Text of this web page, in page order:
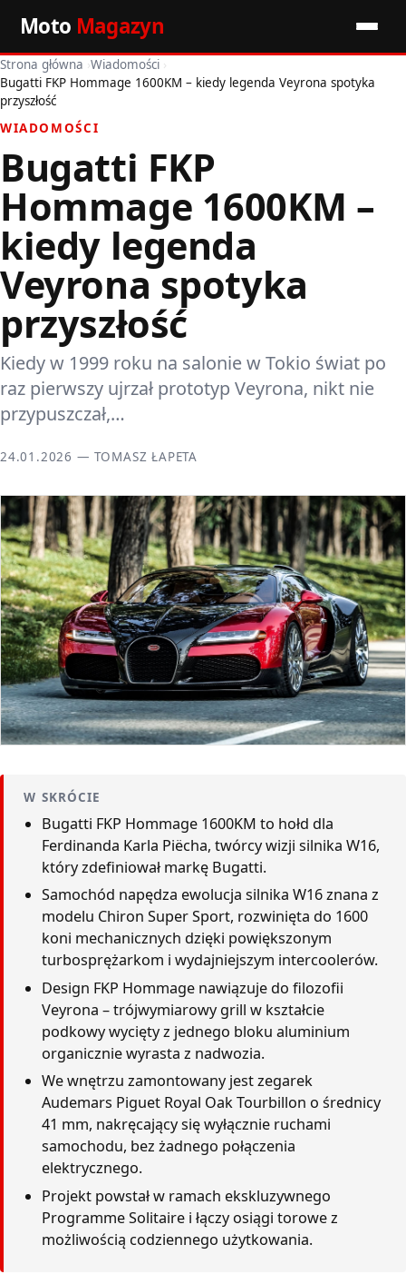
Moto Magazyn
Start
Wiadomości
Premiery
Porady motoryzacyjne
Pozostałe artykuły
Strona główna ›Wiadomości ›
Bugatti FKP Hommage 1600KM – kiedy legenda Veyrona spotyka
przyszłość
WIADOMOŚCI
Bugatti FKP
Hommage 1600KM –
kiedy legenda
Veyrona spotyka
przyszłość
Kiedy w 1999 roku na salonie w Tokio świat po
raz pierwszy ujrzał prototyp Veyrona, nikt nie
przypuszczał,…
24.01.2026 — TOMASZ ŁAPETA
W SKRÓCIE
Bugatti FKP Hommage 1600KM to hołd dla
Ferdinanda Karla Piëcha, twórcy wizji silnika W16,
który zdefiniował markę Bugatti.
Samochód napędza ewolucja silnika W16 znana z
modelu Chiron Super Sport, rozwinięta do 1600
koni mechanicznych dzięki powiększonym
turbosprężarkom i wydajniejszym intercoolerów.
Design FKP Hommage nawiązuje do filozofii
Veyrona – trójwymiarowy grill w kształcie
podkowy wycięty z jednego bloku aluminium
organicznie wyrasta z nadwozia.
We wnętrzu zamontowany jest zegarek
Audemars Piguet Royal Oak Tourbillon o średnicy
41 mm, nakręcający się wyłącznie ruchami
samochodu, bez żadnego połączenia
elektrycznego.
Projekt powstał w ramach ekskluzywnego
Programme Solitaire i łączy osiągi torowe z
możliwością codziennego użytkowania.